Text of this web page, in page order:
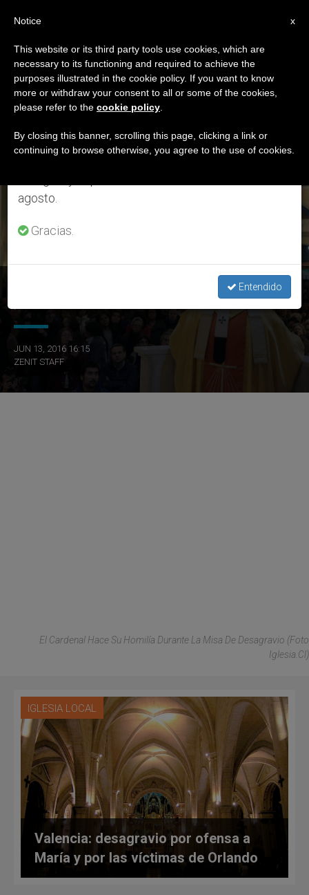
ETIQUETA
Posts Tagged ‘misa
Desagravio’
ÚLTIMAS NOTICIAS
Chile: miles participan en la misa de desagravio del templo
JUN 13, 2016 16:15
ZENIT STAFF
El Cardenal Hace Su Homilía Durante La Misa De Desagravio (foto
Iglesia.cl)
IGLESIA LOCAL
Valencia: desagravio por ofensa a
María y por las víctimas de Orlando
×
Aviso importante
Del 27 de julio al 7 de agosto haremos la pausa
anual, aprovechando que en el periodo de verano
se generan menos informaciones y también el
agosto.
Gracias.
Entendido
x
Notice
This website or its third party tools use cookies, which are
necessary to its functioning and required to achieve the
purposes illustrated in the cookie policy. If you want to know
more or withdraw your consent to all or some of the cookies,
please refer to the cookie policy
By closing this banner, scrolling this page, clicking a link or
continuing to browse otherwise, you agree to the use of cookies.